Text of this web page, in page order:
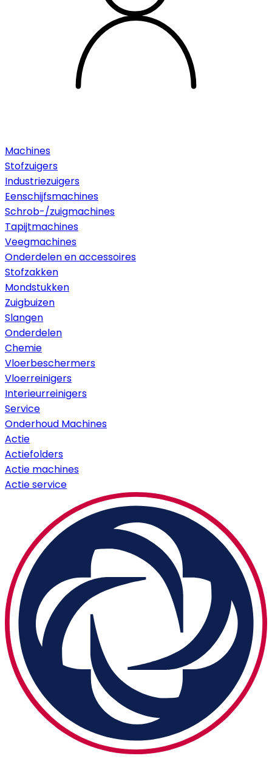
Machines
Stofzuigers
Industriezuigers
Eenschijfsmachines
Schrob-/zuigmachines
Tapijtmachines
Veegmachines
Onderdelen en accessoires
Stofzakken
Mondstukken
Zuigbuizen
Slangen
Onderdelen
Chemie
Vloerbeschermers
Vloerreinigers
Interieurreinigers
Service
Onderhoud Machines
Actie
Actiefolders
Actie machines
Actie service